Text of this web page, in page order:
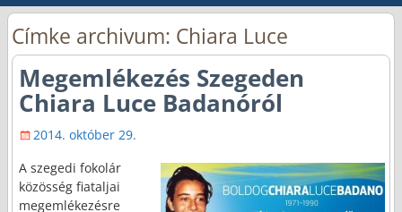
Címke archivum: Chiara Luce
Megemlékezés Szegeden
Chiara Luce Badanóról
2014. október 29.
A szegedi fokolár
közösség fiataljai
megemlékezésre